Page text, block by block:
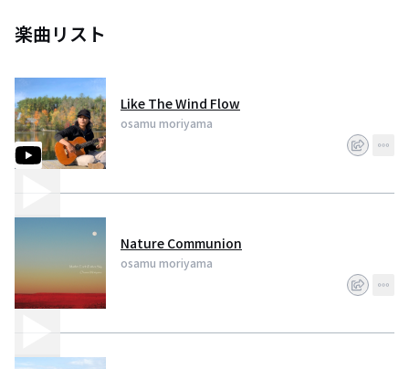
ネイティブアメリカンフルート、バリトンウクレレ、
クリスタルボウル、シンギングボウル、などを演奏して
スタイルとしてはサウンドヒーリング ミュージック、ニューエイジ、
クラシカル、ジャズ、スパニッシュ、民族、エスニック音楽などをブレンド
一つのジャンルにこだわらない幅広い音楽性を表現しています。
楽曲リスト
Like The Wind Flow
osamu moriyama
Nature Communion
osamu moriyama